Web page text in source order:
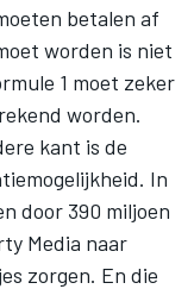
betalen af
worden is niet
1 moet zeker
worden.
kant is de
In
door 390 miljoen
Media naar
zorgen. En die